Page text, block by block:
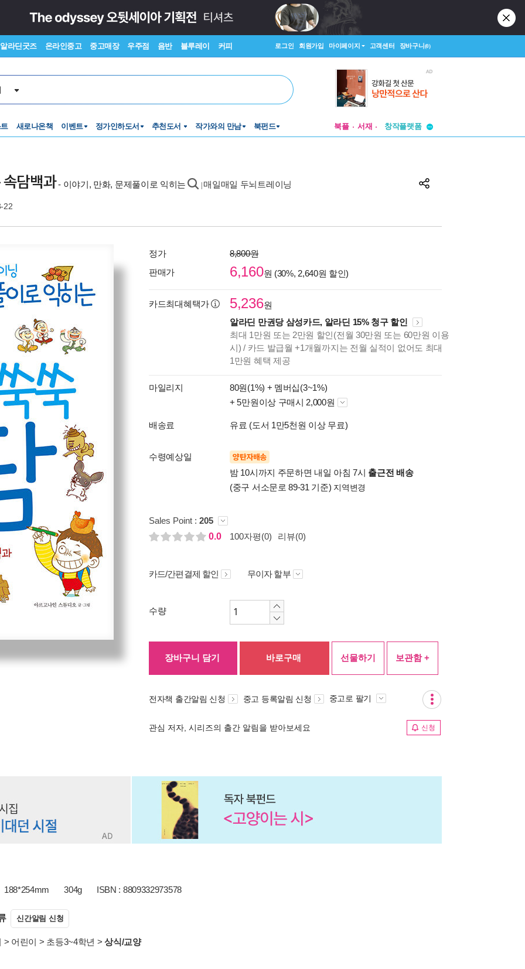
알라딘굿즈 온라인중고 중고매장 우주점 음반 블루레이 커피 로그인 회원가입 마이페이지 고객센터 장바구니(0)
새로나온책 이벤트 정가인하도서 추천도서 작가와의 만남 북펀드 북플 서재
창작플랫폼
담백과- 이야기, 만화, 문제풀이로 익히는 매일매일 두뇌트레이닝
22
정가
8,800원
판매가
6,160원 (30%, 2,640원 할인)
카드최대혜택가 5,236원
알라딘 만권당 삼성카드, 알라딘 15% 청구 할인
최대 1만원 또는 2만원 할인(전월 30만원 또는 60만원 이용
시) / 카드 발급월 +1개월까지는 전월 실적이 없어도 최대
1만원 혜택 제공
마일리지 80원(1%) + 멤버십(3~1%)
+ 5만원이상 구매시 2,000원
배송료 유료 (도서 1만5천원 이상 무료)
수령예상일 양탄자배송
밤 10시까지 주문하면 내일 아침 7시 출근전 배송
(중구 서소문로 89-31 기준) 지역변경
Sales Point : 205
0.0
100자평(0) 리뷰(0)
카드/간편결제 할인 무이자 할부
수량
장바구니 담기 바로구매 선물하기 보관함 +
전자책 출간알림 신청 중고 등록알림 신청 중고로 팔기
관심 저자, 시리즈의 출간 알림을 받아보세요 신청
188*254mm 304g ISBN : 8809332973578
신간알림 신청
> 어린이 > 초등3~4학년 >상식/교양